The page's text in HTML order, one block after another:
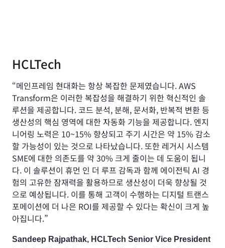
HCLTech
“메인프레임 현대화는 항상 복잡한 문제였습니다. AWS
Transform은 이러한 복잡성을 해결하기 위한 혁신적인 솔
루션을 제공합니다. 코드 분석, 분해, 문서화, 반복적 변환 등
생산성의 핵심 영역에 대한 자동화 기능을 제공합니다. 엔지
니어링 노력은 10~15% 향상되고 주기 시간은 약 15% 감소
할 가능성이 있는 것으로 나타났습니다. 또한 레거시 시스템
SME에 대한 의존도를 약 30% 크게 줄이는 데 도움이 됩니
다. 이 솔루션이 휴먼 인 더 루프 감독과 함께 에이전틱 AI 경
험의 고유한 잠재력을 활용하므로 생산성이 더욱 향상될 것
으로 예상됩니다. 이를 통해 고객이 수행하는 디지털 트랜스
포메이션에 더 나은 ROI를 제공할 수 있다는 확신이 크게 높
아집니다.”
Sandeep Rajpathak, HCLTech Senior Vice President